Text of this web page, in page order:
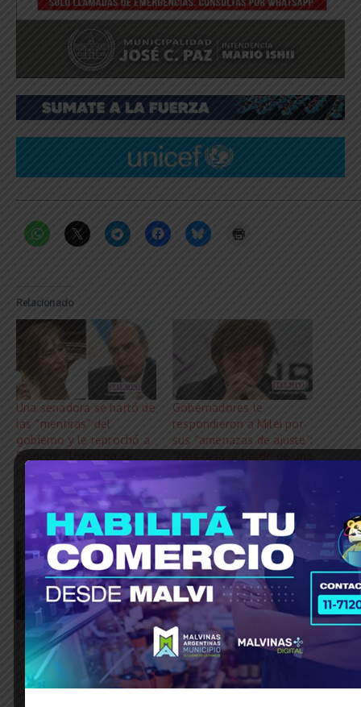
Relacionado
Una senadora se hartó de
las “mentiras” del
gobierno y le reprochó a
Francos: “Usted no se
retiró, salió corriendo
como ‘rata’”
26 junio, 2025
En «Política»
Gobernadores le
respondieron a Milei por
sus “amenazas de ajuste”:
disolución nacional”
En «Economía»
Melella cruzó a Milei: “No
se puede ajustar más
sobre los jubilados y la
discapacidad. No pueden
ser la variable de ajuste”